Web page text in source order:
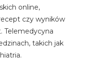
online,
czy wyników
Telemedycyna
takich jak